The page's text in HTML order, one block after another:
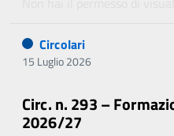
Circolari
15 Luglio 2026
Circ. n. 293 –
2026/27